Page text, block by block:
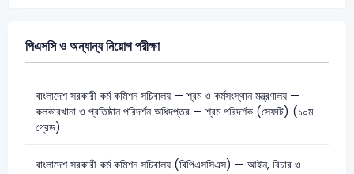
পিএসসি ও অন্যান্য নিয়োগ পরীক্ষা
বাংলাদেশ সরকারী কর্ম কমিশন সচিবালয় — শ্রম ও কর্মসংস্থান মন্ত্রণালয় —
কলকারখানা ও প্রতিষ্ঠান পরিদর্শন অধিদপ্তর — শ্রম পরিদর্শক (সেফটি) (১০ম
গ্রেড)
বাংলাদেশ সরকারী কর্ম কমিশন সচিবালয় (বিপিএসসিএস) — আইন, বিচার ও